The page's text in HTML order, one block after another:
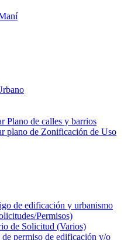
Plano de calles y barrios
plano de Zonificación de Uso
de edificación y urbanismo
Permisos)
de Solicitud (Varios)
permiso de edificación y/o